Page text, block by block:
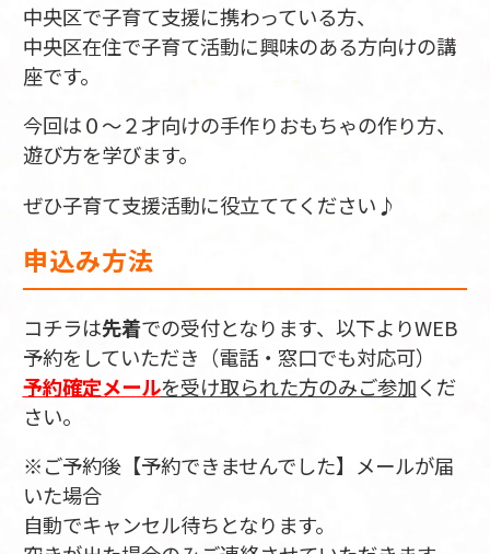
中央区で子育て支援に携わっている方、
中央区在住で子育て活動に興味のある方向けの講
座です。
今回は０～２才向けの手作りおもちゃの作り方、
遊び方を学びます。
ぜひ子育て支援活動に役立ててください♪
申込み方法
コチラは先着での受付となります、以下よりWEB
予約をしていただき（電話・窓口でも対応可）
予約確定メールを受け取られた方のみご参加くだ
さい。
※ご予約後【予約できませんでした】メールが届
いた場合
自動でキャンセル待ちとなります。